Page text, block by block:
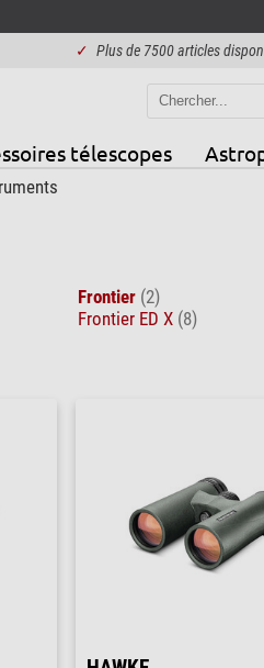
✓ Plus de 7500 articles
télescopes
Frontier (2)
Frontier ED X (8)